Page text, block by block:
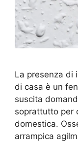
La presenza di
di casa è un
suscita
soprattutto per
domestica.
arrampica